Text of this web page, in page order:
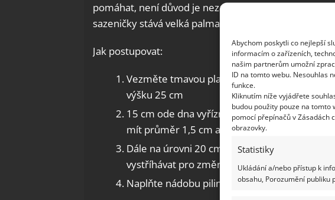
Abychom poskytli co nejlepší
informacím o zařízeních,
našim partnerům umožní
ID na tomto webu. Nesouhlas
funkce.
Kliknutím níže vyjádřete
budou použity pouze na tomto
pomocí přepínačů v Zásadách
obrazovky.
Statistiky
Ukládání a/nebo přístup k
obsahu, Porozumění publiku
pomáhat, není důvod je nezapojit. Děti budou mít
sazeničky stává velká palma.
Jak postupovat:
Vezměte tmavou plastovou láhev a
výšku 25 cm
15 cm ode dna vyřízněte malé otvory.
mít průměr 1,5 cm a měly by být 5 cm od sebe
Dále na úrovni 20 cm ode dna začnete tvořit
vystříhávat pro změnu podle vzoru
Naplňte nádobu pilinami. Utlačte je a zalijte